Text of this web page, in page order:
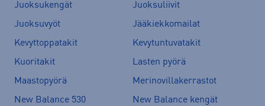
Juoksukengät
Juoksuliivit
Juoksuvyöt
Jääkiekkomailat
Kevyttoppatakit
Kevytuntuvatakit
Kuoritakit
Lasten pyörä
Maastopyörä
Merinovillakerrastot
New Balance 530
New Balance kengät